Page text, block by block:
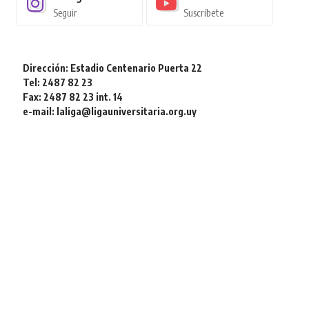
Seguir Suscríbete
Dirección: Estadio Centenario Puerta 22
Tel: 2487 82 23
Fax: 2487 82 23 int. 14
e-mail: laliga@ligauniversitaria.org.uy